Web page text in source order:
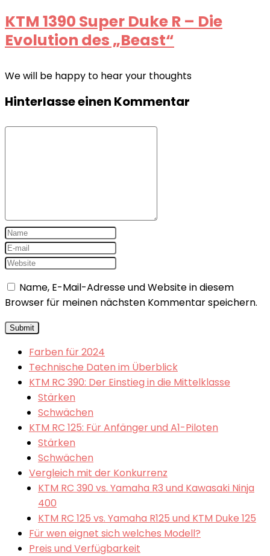
KTM 1390 Super Duke R – Die
Evolution des „Beast“
We will be happy to hear your thoughts
Hinterlasse einen Kommentar
Name, E-Mail-Adresse und Website in diesem
Browser für meinen nächsten Kommentar speichern.
Farben für 2024
Technische Daten im Überblick
KTM RC 390: Der Einstieg in die Mittelklasse
Stärken
Schwächen
KTM RC 125: Für Anfänger und A1-Piloten
Stärken
Schwächen
Vergleich mit der Konkurrenz
KTM RC 390 vs. Yamaha R3 und Kawasaki Ninja
400
KTM RC 125 vs. Yamaha R125 und KTM Duke 125
Für wen eignet sich welches Modell?
Preis und Verfügbarkeit